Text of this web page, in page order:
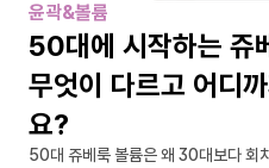
윤곽&볼륨
50대에 시작하는 쥬
무엇이 다르고 어디
요?
50대 쥬베룩 볼륨은 왜 30대보다 회